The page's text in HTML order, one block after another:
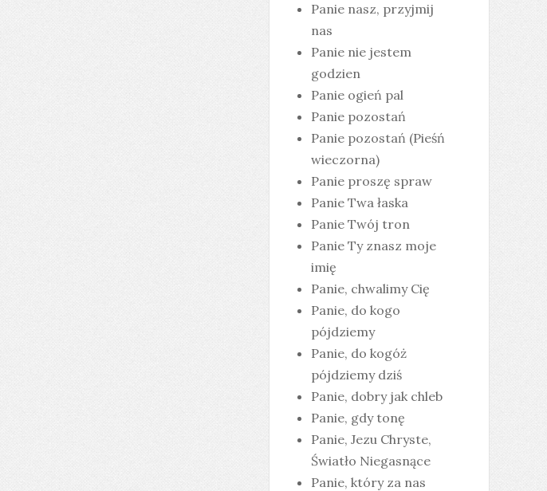
Panie nasz, przyjmij
nas
Panie nie jestem
godzien
Panie ogień pal
Panie pozostań
Panie pozostań (Pieśń
wieczorna)
Panie proszę spraw
Panie Twa łaska
Panie Twój tron
Panie Ty znasz moje
imię
Panie, chwalimy Cię
Panie, do kogo
pójdziemy
Panie, do kogóż
pójdziemy dziś
Panie, dobry jak chleb
Panie, gdy tonę
Panie, Jezu Chryste,
Światło Niegasnące
Panie, który za nas